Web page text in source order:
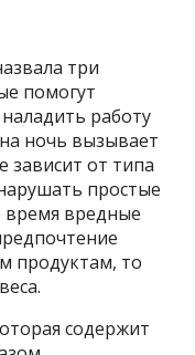
три
помогут
работу
ночь вызывает
зависит от типа
простые
время вредные
продуктам, то
содержит